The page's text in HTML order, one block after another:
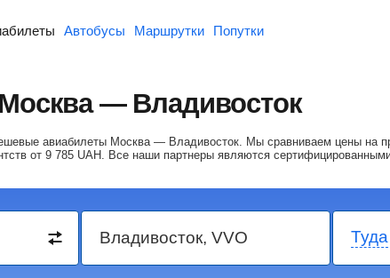
Автобусы Маршрутки Попутки
— Владивосток
авиабилеты Москва — Владивосток. Мы сравниваем цены на
от 9 785 UAH . Все наши партнеры являются
Туда